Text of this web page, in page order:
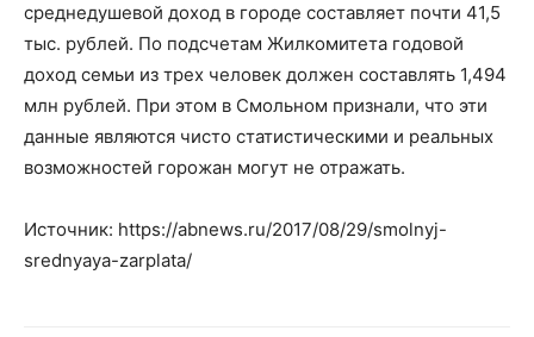
среднедушевой доход в городе составляет почти 41,5
тыс. рублей. По подсчетам Жилкомитета годовой
доход семьи из трех человек должен составлять 1,494
млн рублей. При этом в Смольном признали, что эти
данные являются чисто статистическими и реальных
возможностей горожан могут не отражать.
Источник: https://abnews.ru/2017/08/29/smolnyj-
srednyaya-zarplata/